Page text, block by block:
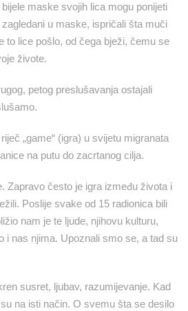
maske svojih lica mogu ponijeti
u maske, ispričali šta muči
to lice pošlo, od čega bježi, čemu se
živote.
petog preslušavanja ostajali
„game“ (igra) u svijetu migranata
na putu do zacrtanog cilja.
Zapravo često je igra između života i
Poslije svake od 15 radionica bili
nam je te ljude, njihovu kulturu,
i nas njima. Upoznali smo se, a tad su
susret, ljubav, razumijevanje. Kad
na isti način. O svemu šta se desilo